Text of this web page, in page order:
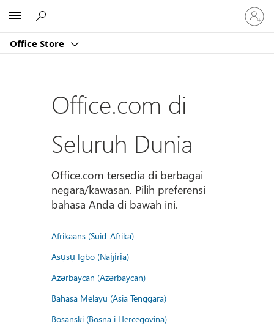
Office Store
Masuk
ke
akun
Office.com di
Seluruh Dunia
Office.com tersedia di berbagai
negara/kawasan. Pilih preferensi
bahasa Anda di bawah ini.
Afrikaans (Suid-Afrika)
Asụsụ Igbo (Naịjịrịa)
Azərbaycan (Azərbaycan)
Bahasa Melayu (Asia Tenggara)
Bosanski (Bosna i Hercegovina)